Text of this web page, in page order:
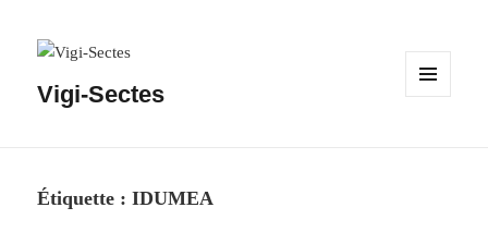
Vigi-Sectes
Étiquette :IDUMEA